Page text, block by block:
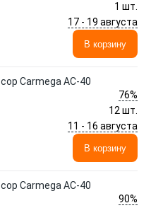
1 шт.
17 - 19 августа
В корзину
Carmega AC-40
76%
12 шт.
11 - 16 августа
В корзину
Carmega AC-40
90%